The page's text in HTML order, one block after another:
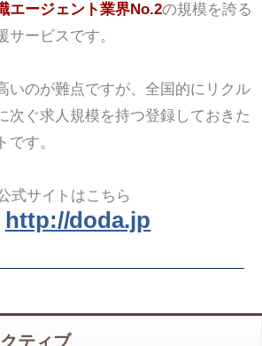
エージェント業界No.2の規模を誇る
サービスです。
いのが難点ですが、全国的にリクル
次ぐ求人規模を持つ登録しておきた
です。
式サイトはこちら
http://doda.jp
ティブ